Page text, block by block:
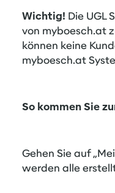
Wichtig! Die UGL
von myboesch.at
können keine
myboesch.at
So kommen Sie
Gehen Sie auf
werden alle